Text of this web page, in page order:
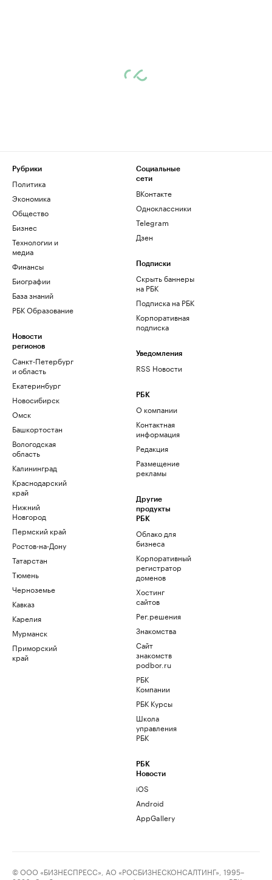
Рубрики
Политика
Экономика
Общество
Бизнес
Технологии и
медиа
Финансы
Биографии
База знаний
РБК Образование
Новости
регионов
Санкт-Петербург
и область
Екатеринбург
Новосибирск
Омск
Башкортостан
Вологодская
область
Калининград
Краснодарский
край
Нижний
Новгород
Пермский край
Ростов-на-Дону
Татарстан
Тюмень
Черноземье
Кавказ
Карелия
Мурманск
Приморский
край
Социальные
сети
ВКонтакте
Одноклассники
Telegram
Дзен
Подписки
Скрыть баннеры
на РБК
Подписка на РБК
Корпоративная
подписка
Уведомления
RSS Новости
РБК
О компании
Контактная
информация
Редакция
Размещение
рекламы
Другие
продукты
РБК
Облако для
бизнеса
Корпоративный
регистратор
доменов
Хостинг
сайтов
Рег.решения
Знакомства
Сайт
знакомств
podbor.ru
РБК
Компании
РБК Курсы
Школа
управления
РБК
РБК
Новости
iOS
Android
AppGallery
© ООО «БИЗНЕСПРЕСС», АО «РОСБИЗНЕСКОНСАЛТИНГ», 1995–